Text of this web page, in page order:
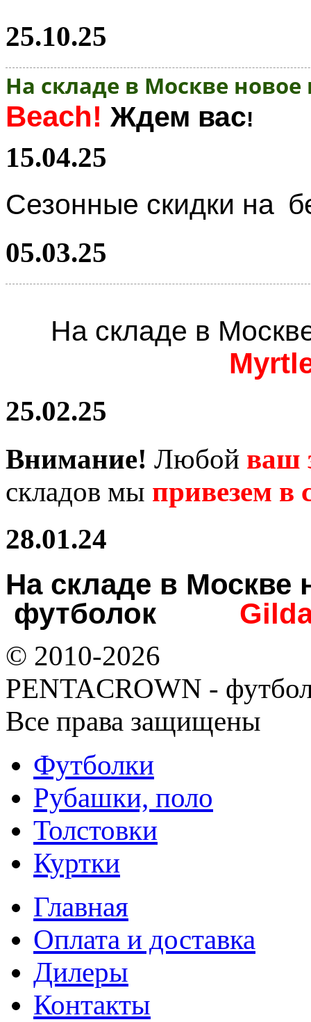
25.10.25
На складе в Москве
Beach! Ждем вас!
15.04.25
Сезонные скидки на
05.03.25
На складе в
25.02.25
Внимание! Любой ваш
складов мы привезем в
28.01.24
На складе в
футболок
© 2010-2026
PENTACROWN -
Все права защищены
Футболки
Рубашки, поло
Толстовки
Куртки
Главная
Оплата и доставка
Дилеры
Контакты